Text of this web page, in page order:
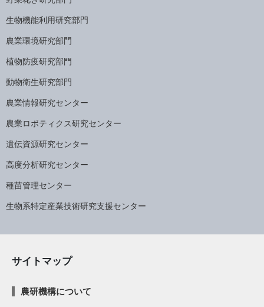
生物機能利用研究部門
農業環境研究部門
植物防疫研究部門
動物衛生研究部門
農業情報研究センター
農業ロボティクス研究センター
遺伝資源研究センター
高度分析研究センター
種苗管理センター
生物系特定産業技術研究支援センター
サイトマップ
農研機構について